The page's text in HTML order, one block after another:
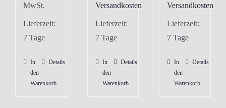
MwSt.
Lieferzeit:
7 Tage
In
den
Warenkorb
Details
Versandkosten
Lieferzeit:
7 Tage
In
den
Warenkorb
Details
Versandkosten
Lieferzeit:
7 Tage
In
den
Warenkorb
Details